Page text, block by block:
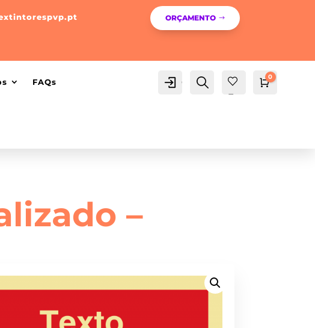
ORÇAMENTO
FAQs Conta
Pesquisa
Fav
Carrinho
0
–